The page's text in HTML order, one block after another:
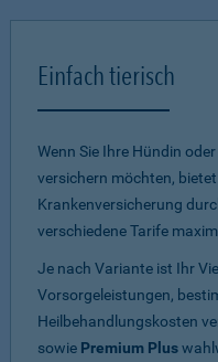
Einfach tierisch
Wenn Sie Ihre Hündin
versichern möchten,
Krankenversicherung
verschiedene Tarife
Je nach Variante ist Ihr
Vorsorgeleistungen,
Heilbehandlungskosten
sowie Premium Plus